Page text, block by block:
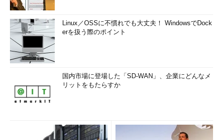
Linux／OSSに不慣れでも大丈夫！ WindowsでDock
erを扱う際のポイント
国内市場に登場した「SD-WAN」、企業にどんなメ
リットをもたらすか